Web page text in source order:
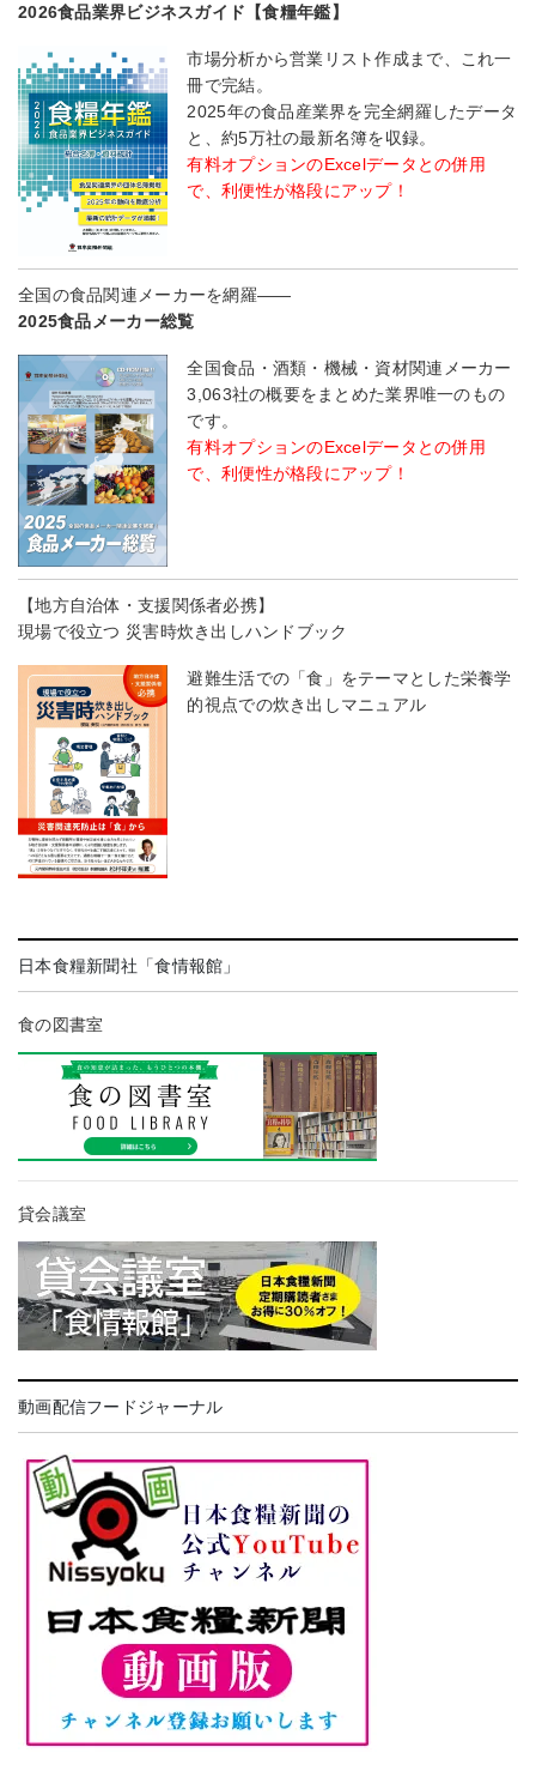
2026食品業界ビジネスガイド【食糧年鑑】
市場分析から営業リスト作成まで、これ一
冊で完結。
2025年の食品産業界を完全網羅したデータ
と、約5万社の最新名簿を収録。
有料オプションのExcelデータとの併用
で、利便性が格段にアップ！
全国の食品関連メーカーを網羅――
2025食品メーカー総覧
全国食品・酒類・機械・資材関連メーカー
3,063社の概要をまとめた業界唯一のもの
です。
有料オプションのExcelデータとの併用
で、利便性が格段にアップ！
【地方自治体・支援関係者必携】
現場で役立つ 災害時炊き出しハンドブック
避難生活での「食」をテーマとした栄養学
的視点での炊き出しマニュアル
日本食糧新聞社「食情報館」
食の図書室
貸会議室
動画配信フードジャーナル